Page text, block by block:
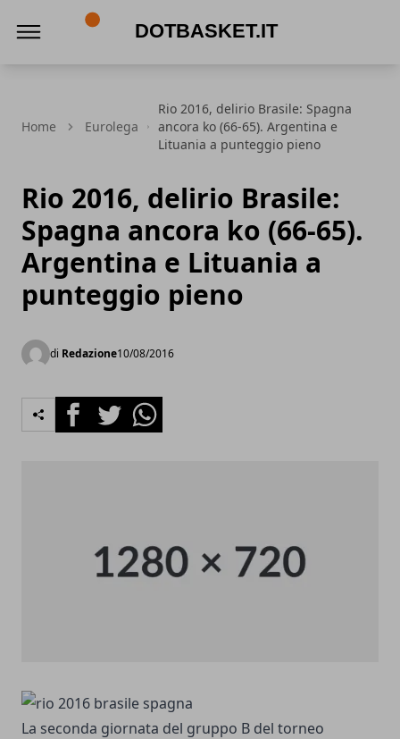
Home Eurolega
Rio 2016, delirio Brasile: Spagna
ancora ko (66-65). Argentina e
Lituania a punteggio pieno
Rio 2016, delirio Brasile:
Spagna ancora ko (66-65).
Argentina e Lituania a
punteggio pieno
di Redazione10/08/2016
FacebookTwitterWhatsapp
La seconda giornata del gruppo B del torneo